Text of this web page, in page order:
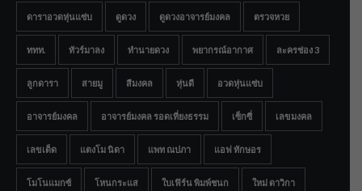
ดาราอวดหุ่นแซ่บ ดูดวง ดูดวงอาจารย์มงคล ตรวจหวย
ททท. ทัวร์มาลง ทำนายดวง พยากรณ์อากาศ ละครช่อง 3
ลูกดารา สายมู สีมงคล หุ่นดี อวดหุ่นแซ่บ
อาจารย์มงคล อาจารย์มงคล รอดเที่ยงธรรม เซ็กซี่ เลขมงคล
เลขเด็ด แตงโม นิดา แพท ณปภา แอฟ ทักษอร
โมโนแมกซ์ โหนกระแส ใบเฟิร์น พิมพ์ชนก ใหม่ ดาวิกา